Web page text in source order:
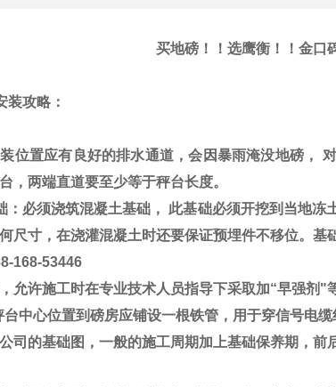
买地磅！！选鹰衡！！ 金口
装攻略：
位置应有良好的排水通道，会因暴雨淹没地磅，
，两端直道要至少等于秤台长度。
： 必须浇筑混凝土基础，
此基础必须开挖到当地冻
尺寸，在浇灌混凝土时还要保证预埋件不移位。基
168-53446
允许施工时在专业技术人员指导下采取加“早强剂 "
台中心位置到磅房应铺设一根铁管，用于穿信号电缆
司的基础图，一般的施工周期加上基础保养期，前